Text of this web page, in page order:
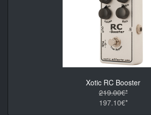
Xotic RC Booster
219.00€*
197.10€*